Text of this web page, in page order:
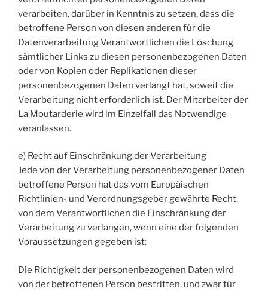
verarbeiten, darüber in Kenntnis zu setzen, dass die
betroffene Person von diesen anderen für die
Datenverarbeitung Verantwortlichen die Löschung
sämtlicher Links zu diesen personenbezogenen Daten
oder von Kopien oder Replikationen dieser
personenbezogenen Daten verlangt hat, soweit die
Verarbeitung nicht erforderlich ist. Der Mitarbeiter der
La Moutarderie wird im Einzelfall das Notwendige
veranlassen.
e) Recht auf Einschränkung der Verarbeitung
Jede von der Verarbeitung personenbezogener Daten
betroffene Person hat das vom Europäischen
Richtlinien- und Verordnungsgeber gewährte Recht,
von dem Verantwortlichen die Einschränkung der
Verarbeitung zu verlangen, wenn eine der folgenden
Voraussetzungen gegeben ist:
Die Richtigkeit der personenbezogenen Daten wird
von der betroffenen Person bestritten, und zwar für